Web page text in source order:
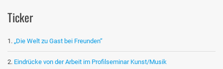
Ticker
„Die Welt zu Gast bei Freunden“
Eindrücke von der Arbeit im Profilseminar Kunst/Musik